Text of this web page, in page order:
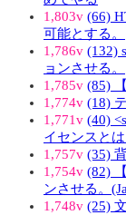
1,803v (66)
可能とする。
1,786v (132)
ョンさせる。
1,785v (85)
1,774v (18)
1,771v (40)
イセンスとは
1,757v (35)
1,754v (82)
ンさせる。
1,748v (25)